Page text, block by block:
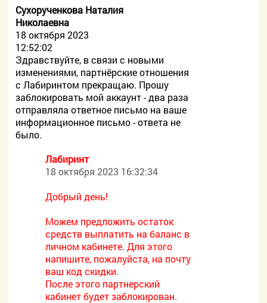
Сухорученкова Наталия
Николаевна
18 октября 2023
12:52:02
Здравствуйте, в связи с новыми
изменениями, партнёрские отношения
с Лабиринтом прекращаю. Прошу
заблокировать мой аккаунт - два раза
отправляла ответное письмо на ваше
информационное письмо - ответа не
было.
Лабиринт
18 октября 2023 16:32:34
Добрый день!
Можем предложить остаток
средств выплатить на баланс в
личном кабинете. Для этого
напишите, пожалуйста, на почту
ваш код скидки.
После этого партнерский
кабинет будет заблокирован.